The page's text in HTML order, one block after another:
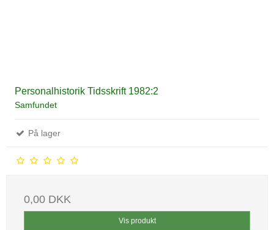
Personalhistorik Tidsskrift 1982:2
Samfundet
På lager
0,00 DKK
Vis produkt